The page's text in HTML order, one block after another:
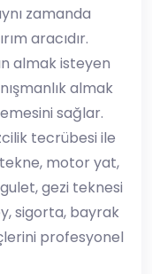
zamanda
aracıdır.
almak isteyen
almak
sağlar.
tecrübesi ile
motor yat,
gezi teknesi
sigorta, bayrak
profesyonel